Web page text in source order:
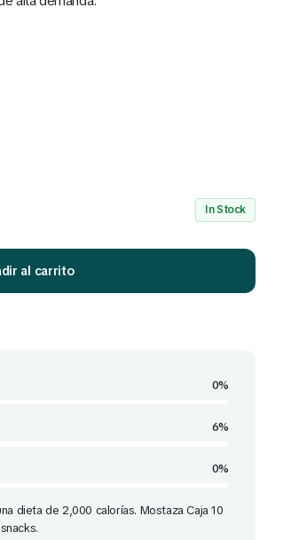
In Stock
al carrito
0%
6%
0%
dieta de 2,000 calorías. Mostaza Caja 10